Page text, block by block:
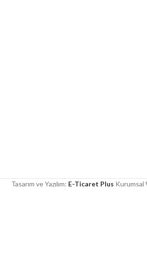
Tasarım ve Yazılım: E-Ticaret Plus Kurumsal